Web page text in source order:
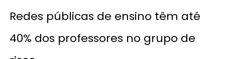
Redes públicas de ensino têm até
40% dos professores no grupo de